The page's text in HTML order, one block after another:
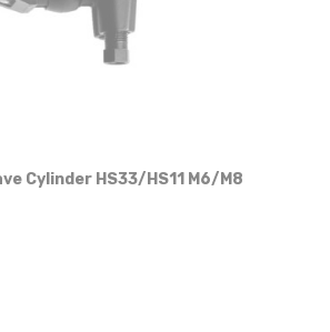
Cylinder HS33/HS11 M6/M8